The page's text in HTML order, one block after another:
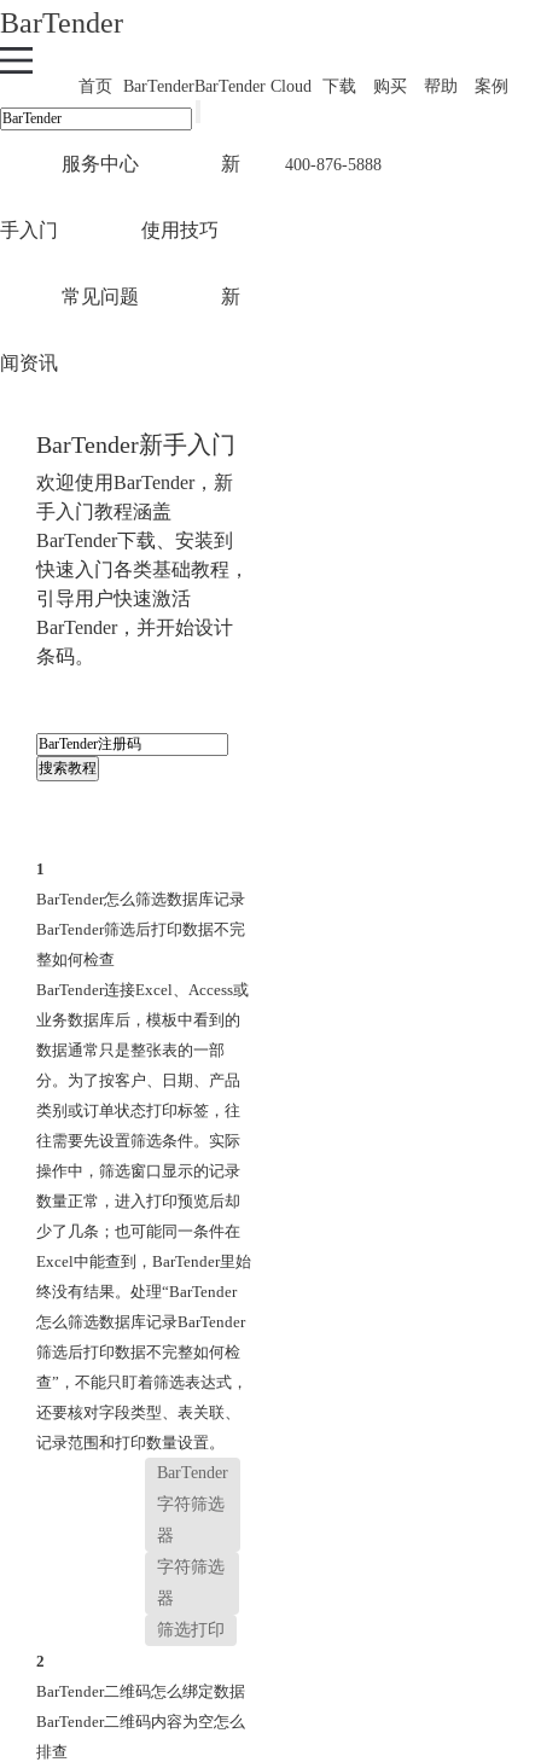
BarTender
首页 BarTenderBarTender Cloud 下载 购买 帮助 案例
400-876-5888
服务中心 新
手入门 使用技巧
常见问题 新
闻资讯
BarTender新手入门
欢迎使用BarTender，新
手入门教程涵盖
BarTender下载、安装到
快速入门各类基础教程，
引导用户快速激活
BarTender，并开始设计
条码。
1
BarTender怎么筛选数据库记录
BarTender筛选后打印数据不完
整如何检查
BarTender连接Excel、Access或
业务数据库后，模板中看到的
数据通常只是整张表的一部
分。为了按客户、日期、产品
类别或订单状态打印标签，往
往需要先设置筛选条件。实际
操作中，筛选窗口显示的记录
数量正常，进入打印预览后却
少了几条；也可能同一条件在
Excel中能查到，BarTender里始
终没有结果。处理“BarTender
怎么筛选数据库记录BarTender
筛选后打印数据不完整如何检
查”，不能只盯着筛选表达式，
还要核对字段类型、表关联、
记录范围和打印数量设置。
BarTender
字符筛选
器
字符筛选
器
筛选打印
2
BarTender二维码怎么绑定数据
BarTender二维码内容为空怎么
排查